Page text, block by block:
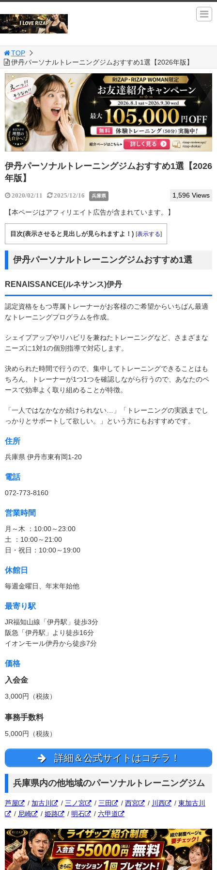
TOP
伊丹パーソナルトレーニングジムおすすめ1選【2026年版】
伊丹パーソナルトレーニングジムおすすめ1選【2026
年版】
2020/02/11 2025/12/16 兵庫県 1,596 Views
【本ページはアフィリエイト広告が含まれています。】
目次(表示させると見出しが見られますよ！) [表示する]
伊丹パーソナルトレーニングジムおすすめ1選
RENAISSANCE(ルネサンス)伊丹
認定資格をもつ専属トレーナーがお客様のご希望からいちばん最適
なトレーニングプログラムを作成。
シェイプアップやリハビリを兼ねたトレーニングなど、さまざまな
ニーズに1対1の個別指導で対応します。
決められた時間で行うので、集中してトレーニングできることはも
ちろん、トレーナーが1つ1つを確認しながら行うので、あなたのペ
ースで効率よく取り組めることが特徴。
「一人ではなかなか続けられない…」「トレーニングの実践までし
っかりとサポートして欲しい。」という方にもおすすめです。
住所
兵庫県 伊丹市東有岡1-20
電話
072-773-8160
営業時間
月～木 ：10:00～23:00
土 ：10:00～21:00
日・祝日：10:00～19:00
休館日
毎週金曜日、年末年始他
最寄り駅
JR福知山線「伊丹駅」徒歩3分
阪急「伊丹駅」より徒歩16分
イオンモール伊丹から徒歩7分
価格
入会金
3,000円（税抜）
事務手数料
5,000円（税抜）
詳細＆公式サイトはコチラ！
兵庫県内の他地域のパーソナルトレーニングジム
芦屋 / 加古川 / 三ノ宮 / 三田 / 西宮 / 川西 / 東加古川
/ 尼崎 / 姫路 / 明石 / 六甲道